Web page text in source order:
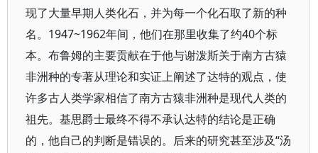
现了大量早期人类化石，并为每一个化石取了新的种
名。1947~1962年间，他们在那里收集了约40个标
本。布鲁姆的主要贡献在于他与谢泼斯关于南方古猿
非洲种的专著从理论和实证上阐述了达特的观点，使
许多古人类学家相信了南方古猿非洲种是现代人类的
祖先。基思爵士最终不得不承认达特的结论是正确
的，他自己的判断是错误的。后来的研究甚至涉及“汤